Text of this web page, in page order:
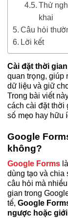
Thử
khai
Câu hỏi
Lời kết
Cài đặt thời
quan trọng, giúp
dữ liệu và giữ
Trong bài viết
cách cài đặt thời
số mẹo hay hữu
Google
không?
Google Forms
dùng tạo và chia
câu hỏi mà
gian trong
tế, Google
ngược hoặc